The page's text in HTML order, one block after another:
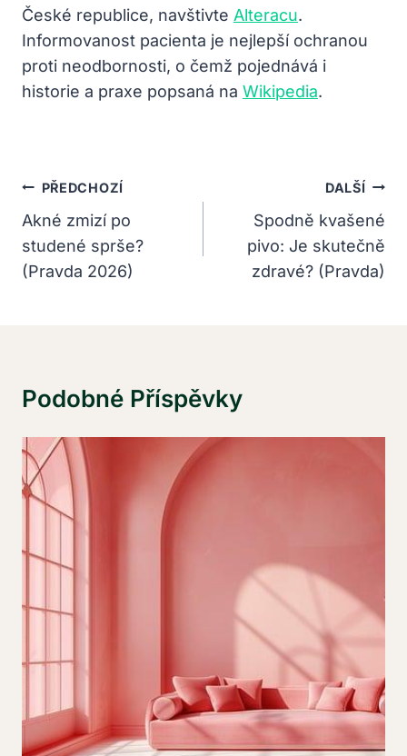
České republice, navštivte Alteracu.
Informovanost pacienta je nejlepší ochranou
proti neodbornosti, o čemž pojednává i
historie a praxe popsaná na Wikipedia.
Navigace
Pro
Příspěvek
PŘEDCHOZÍ
Akné zmizí po
studené sprše?
(Pravda 2026)
DALŠÍ
Spodně kvašené
pivo: Je skutečně
zdravé? (Pravda)
Podobné Příspěvky